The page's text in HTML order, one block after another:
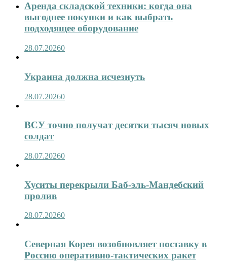
Аренда складской техники: когда она
выгоднее покупки и как выбрать
подходящее оборудование
28.07.20260
Украина должна исчезнуть
28.07.20260
ВСУ точно получат десятки тысяч новых
солдат
28.07.20260
Хуситы перекрыли Баб-эль-Мандебский
пролив
28.07.20260
Северная Корея возобновляет поставку в
Россию оперативно-тактических ракет